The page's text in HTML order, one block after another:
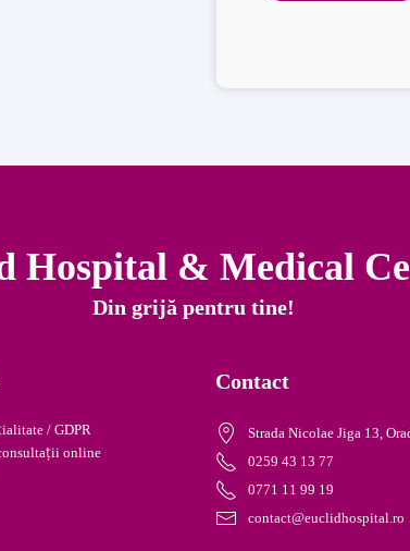
Hospital & Medical
Din grijă pentru tine!
/ GDPR
online
Contact
Strada Nicolae Jiga 13,
0259 43 13 77
0771 11 99 19
contact@euclidhospital.ro